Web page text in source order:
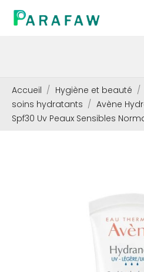
Accueil Hygiène et beauté
soins hydratants
Avène
Spf30 Uv Peaux Sensibles